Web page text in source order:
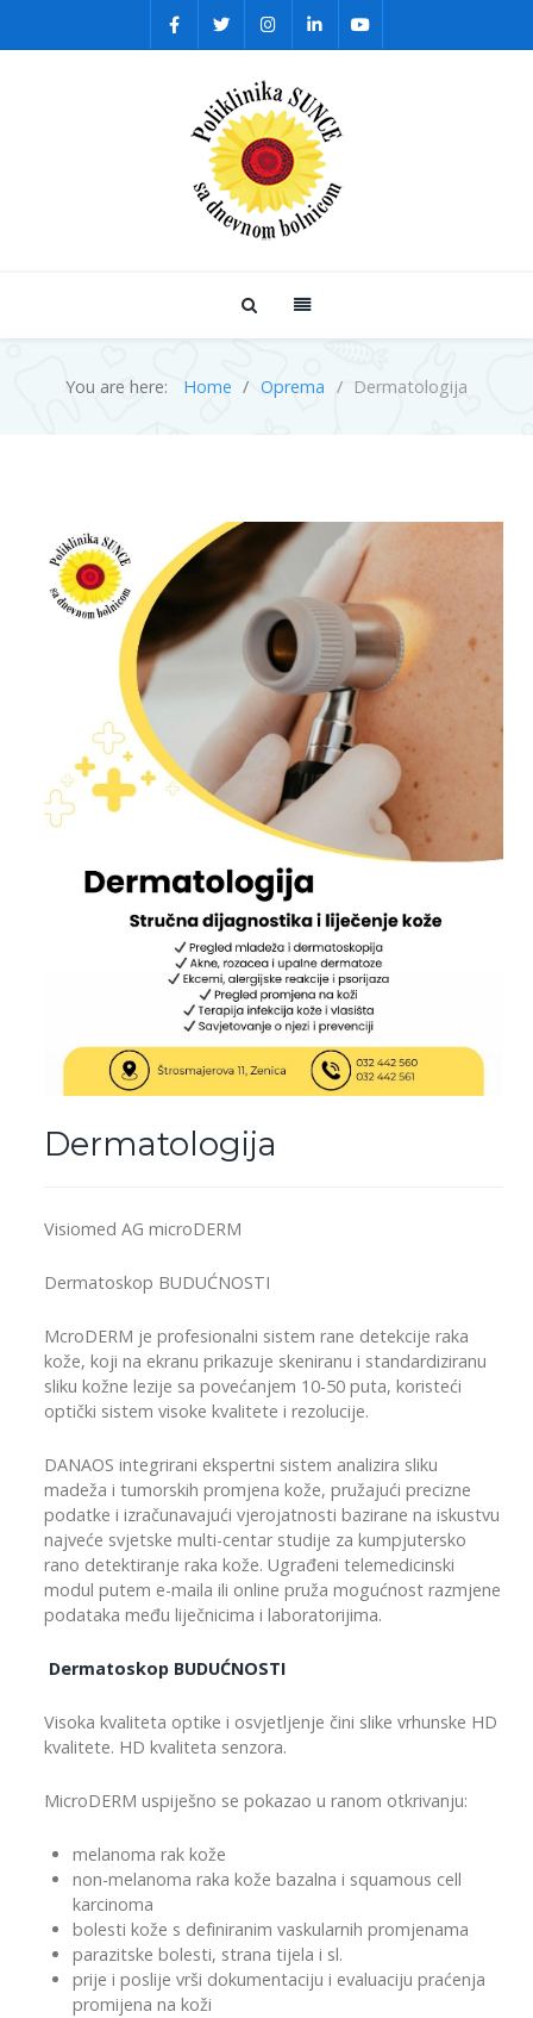
You are here: Home Oprema Dermatologija
Dermatologija
Visiomed AG microDERM
Dermatoskop BUDUĆNOSTI
McroDERM je profesionalni sistem rane detekcije raka
kože, koji na ekranu prikazuje skeniranu i standardiziranu
sliku kožne lezije sa povećanjem 10-50 puta, koristeći
optički sistem visoke kvalitete i rezolucije.
DANAOS integrirani ekspertni sistem analizira sliku
madeža i tumorskih promjena kože, pružajući precizne
podatke i izračunavajući vjerojatnosti bazirane na iskustvu
najveće svjetske multi-centar studije za kumpjutersko
rano detektiranje raka kože. Ugrađeni telemedicinski
modul putem e-maila ili online pruža mogućnost razmjene
podataka među liječnicima i laboratorijima.
Dermatoskop BUDUĆNOSTI
Visoka kvaliteta optike i osvjetljenje čini slike vrhunske HD
kvalitete. HD kvaliteta senzora.
MicroDERM uspiješno se pokazao u ranom otkrivanju:
melanoma rak kože
non-melanoma raka kože bazalna i squamous cell
karcinoma
bolesti kože s definiranim vaskularnih promjenama
parazitske bolesti, strana tijela i sl.
prije i poslije vrši dokumentaciju i evaluaciju praćenja
promijena na koži